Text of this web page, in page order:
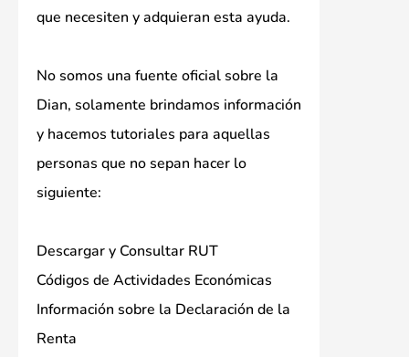
que necesiten y adquieran esta ayuda.
No somos una fuente oficial sobre la
Dian, solamente brindamos información
y hacemos tutoriales para aquellas
personas que no sepan hacer lo
siguiente:
Descargar y Consultar RUT
Códigos de Actividades Económicas
Información sobre la Declaración de la
Renta